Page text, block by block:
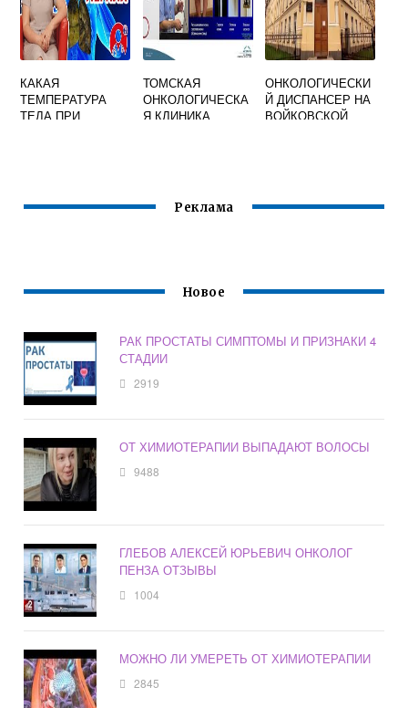
КАКАЯ
ТЕМПЕРАТУРА
ТЕЛА ПРИ
ТОМСКАЯ
ОНКОЛОГИЧЕСКА
Я КЛИНИКА
ОНКОЛОГИЧЕСКИ
Й ДИСПАНСЕР НА
ВОЙКОВСКОЙ
Реклама
Новое
РАК ПРОСТАТЫ СИМПТОМЫ И ПРИЗНАКИ 4
СТАДИИ
2919
ОТ ХИМИОТЕРАПИИ ВЫПАДАЮТ ВОЛОСЫ
9488
ГЛЕБОВ АЛЕКСЕЙ ЮРЬЕВИЧ ОНКОЛОГ
ПЕНЗА ОТЗЫВЫ
1004
МОЖНО ЛИ УМЕРЕТЬ ОТ ХИМИОТЕРАПИИ
2845